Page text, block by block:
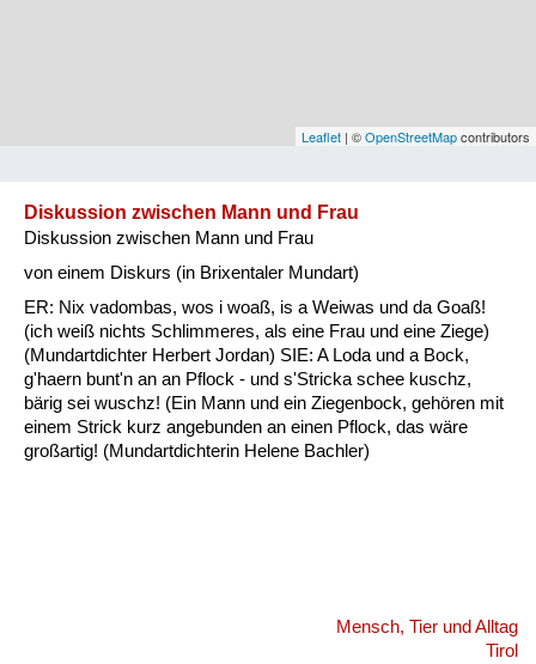
Vorarlberg
Kategorie
Natur und Landwirtschaft
Fluchen und Reden
Mensch, Tier und Alltag
Schmankerln und
Leaflet | ©OpenStreetMapcontributors
Diskussion zwischen Mann und Frau
Diskussion zwischen Mann und Frau
von einem Diskurs (in Brixentaler Mundart)
ER: Nix vadombas, wos i woaß, is a Weiwas und da Goaß!
(ich weiß nichts Schlimmeres, als eine Frau und eine Ziege)
(Mundartdichter Herbert Jordan) SIE: A Loda und a Bock,
g'haern bunt'n an an Pflock - und s'Stricka schee kuschz,
bärig sei wuschz! (Ein Mann und ein Ziegenbock, gehören mit
einem Strick kurz angebunden an einen Pflock, das wäre
großartig! (Mundartdichterin Helene Bachler)
Mensch, Tier und Alltag
Tirol